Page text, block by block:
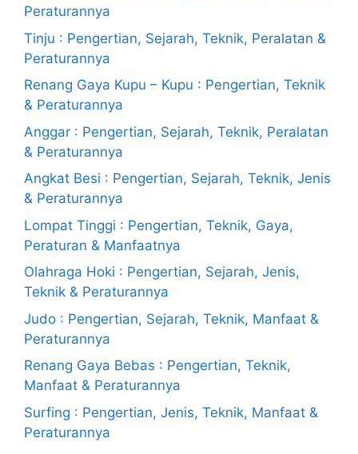
Peraturannya
Tinju : Pengertian, Sejarah, Teknik, Peralatan &
Peraturannya
Renang Gaya Kupu – Kupu : Pengertian, Teknik
& Peraturannya
Anggar : Pengertian, Sejarah, Teknik, Peralatan
& Peraturannya
Angkat Besi : Pengertian, Sejarah, Teknik, Jenis
& Peraturannya
Lompat Tinggi : Pengertian, Teknik, Gaya,
Peraturan & Manfaatnya
Olahraga Hoki : Pengertian, Sejarah, Jenis,
Teknik & Peraturannya
Judo : Pengertian, Sejarah, Teknik, Manfaat &
Peraturannya
Renang Gaya Bebas : Pengertian, Teknik,
Manfaat & Peraturannya
Surfing : Pengertian, Jenis, Teknik, Manfaat &
Peraturannya